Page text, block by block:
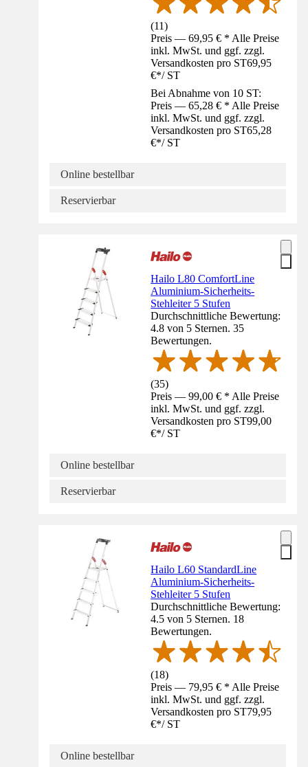
(11)
Preis — 69,95 € * Alle Preise
inkl. MwSt. und ggf. zzgl.
Versandkosten pro ST69,95
€*/ ST
Bei Abnahme von 10 ST:
Preis — 65,28 € * Alle Preise
inkl. MwSt. und ggf. zzgl.
Versandkosten pro ST65,28
€*/ ST
Online bestellbar
Reservierbar
Hailo L80 ComfortLine
Aluminium-Sicherheits-
Stehleiter 5 Stufen
Durchschnittliche Bewertung:
4.8 von 5 Sternen. 35
Bewertungen.
(35)
Preis — 99,00 € * Alle Preise
inkl. MwSt. und ggf. zzgl.
Versandkosten pro ST99,00
€*/ ST
Online bestellbar
Reservierbar
Hailo L60 StandardLine
Aluminium-Sicherheits-
Stehleiter 5 Stufen
Durchschnittliche Bewertung:
4.5 von 5 Sternen. 18
Bewertungen.
(18)
Preis — 79,95 € * Alle Preise
inkl. MwSt. und ggf. zzgl.
Versandkosten pro ST79,95
€*/ ST
Online bestellbar